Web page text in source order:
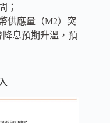
；
供應量（M2）突
息預期升溫，預